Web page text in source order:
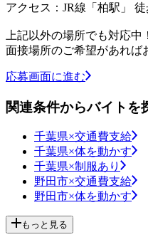
アクセス：JR線「柏駅」 徒
上記以外の場所でも対応中！
面接場所のご希望があれば
応募画面に進む
関連条件からバイトを
千葉県×交通費支給
千葉県×体を動かす
千葉県×制服あり
野田市×交通費支給
野田市×体を動かす
もっと見る